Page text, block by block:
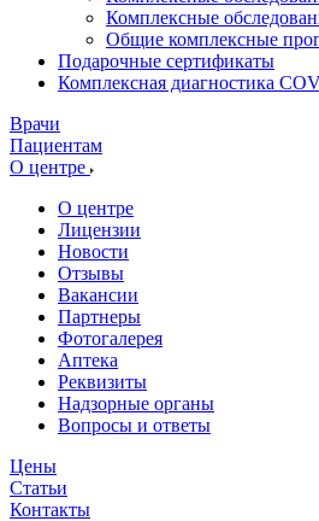
Комплексные
Общие комплексные
Подарочные сертификаты
Комплексная диагностика
Врачи
Пациентам
О центре
О центре
Лицензии
Новости
Отзывы
Вакансии
Партнеры
Фотогалерея
Аптека
Реквизиты
Надзорные органы
Вопросы и ответы
Цены
Статьи
Контакты